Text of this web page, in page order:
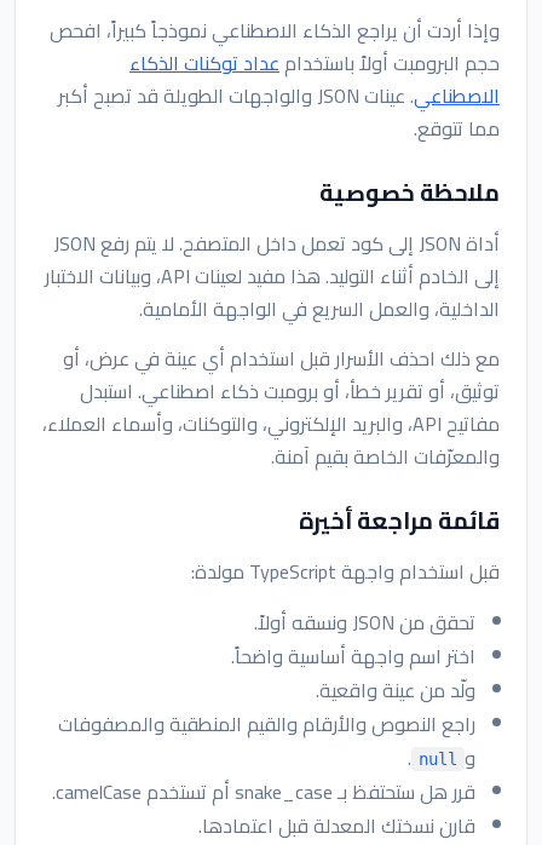
وإذا أردت أن يراجع الذكاء الاصطناعي نموذجاً كبيراً، افحص
حجم البرومبت أولاً باستخدامعداد توكنات الذكاء
الاصطناعي
. عينات JSON والواجهات الطويلة قد تصبح أكبر
مما تتوقع.
ملاحظة خصوصية
أداة JSON إلى كود تعمل داخل المتصفح. لا يتم رفع JSON
إلى الخادم أثناء التوليد. هذا مفيد لعينات API، وبيانات الاختبار
الداخلية، والعمل السريع في الواجهة الأمامية.
مع ذلك احذف الأسرار قبل استخدام أي عينة في عرض، أو
توثيق، أو تقرير خطأ، أو برومبت ذكاء اصطناعي. استبدل
مفاتيح API، والبريد الإلكتروني، والتوكنات، وأسماء العملاء،
والمعرّفات الخاصة بقيم آمنة.
قائمة مراجعة أخيرة
قبل استخدام واجهة TypeScript مولدة:
تحقق من JSON ونسقه أولاً.
اختر اسم واجهة أساسية واضحاً.
ولّد من عينة واقعية.
راجع النصوص والأرقام والقيم المنطقية والمصفوفات
و null
.
قرر هل ستحتفظ بـ snake_case أم تستخدم camelCase.
قارن نسختك المعدلة قبل اعتمادها.